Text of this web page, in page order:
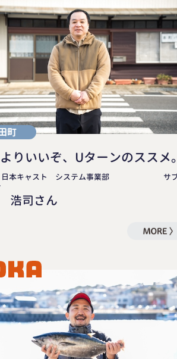
町
りいいぞ、Uターンのススメ。
日本キャスト システム事業部 サ
浩司さん